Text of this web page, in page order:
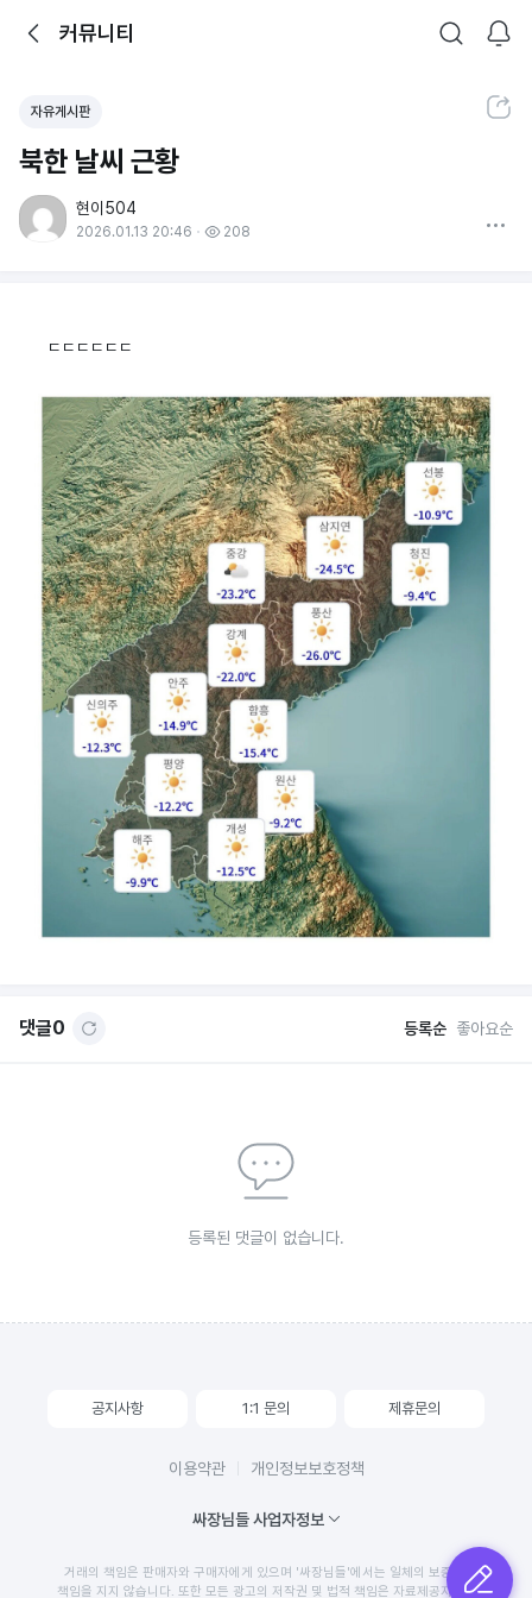
뒤로가기커뮤니티
커뮤니티
검색
알림
글쓰기
공유하기
자유게시판
북한 날씨 근황
현이504
2026.01.13 20:46 208
ㄷㄷㄷㄷㄷㄷ
댓글0 등록순 좋아요순
등록된 댓글이 없습니다.
공지사항 1:1 문의 제휴문의
이용약관 개인정보보호정책
싸장님들 사업자정보
거래의 책임은 판매자와 구매자에게 있으며 '싸장님들'에서는 일체의 보증 및
책임을 지지 않습니다. 또한 모든 광고의 저작권 및 법적 책임은 자료제공자에게